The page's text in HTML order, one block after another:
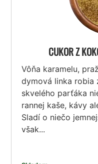
CUKOR Z
Vôňa karamelu,
dymová linka robia
skvelého parťáka
rannej kaše, kávy
Sladí o niečo
však...